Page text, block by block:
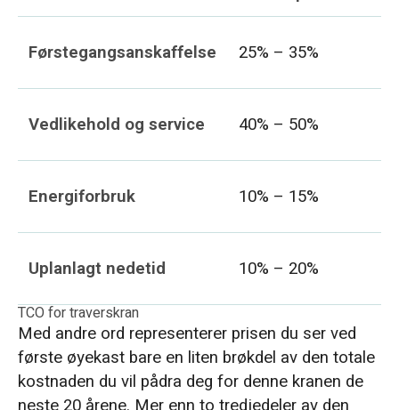
Førstegangsanskaffelse 25% – 35%
Vedlikehold og service 40% – 50%
Energiforbruk 10% – 15%
Uplanlagt nedetid 10% – 20%
TCO for traverskran
Med andre ord representerer prisen du ser ved
første øyekast bare en liten brøkdel av den totale
kostnaden du vil pådra deg for denne kranen de